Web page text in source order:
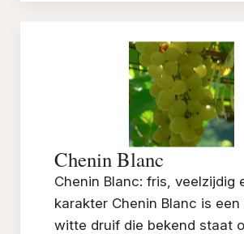
Chenin Blanc
Chenin Blanc: fris, veelzijdig
karakter Chenin Blanc is
witte druif die bekend staat